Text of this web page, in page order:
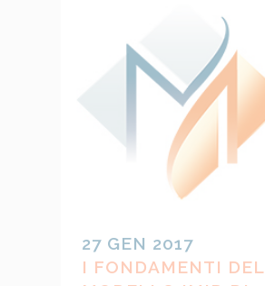
27 GEN 2017
I FONDAMENTI DEL